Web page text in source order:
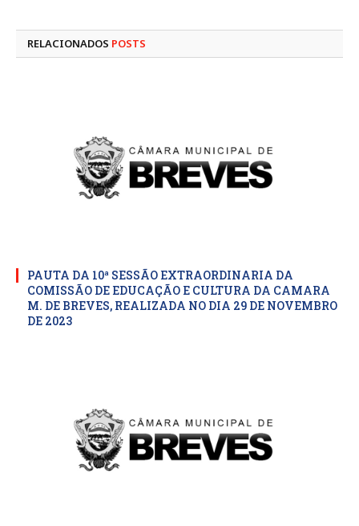
RELACIONADOS POSTS
PAUTA DA 10ª SESSÃO EXTRAORDINARIA DA
COMISSÃO DE EDUCAÇÃO E CULTURA DA CAMARA
M. DE BREVES, REALIZADA NO DIA 29 DE NOVEMBRO
DE 2023